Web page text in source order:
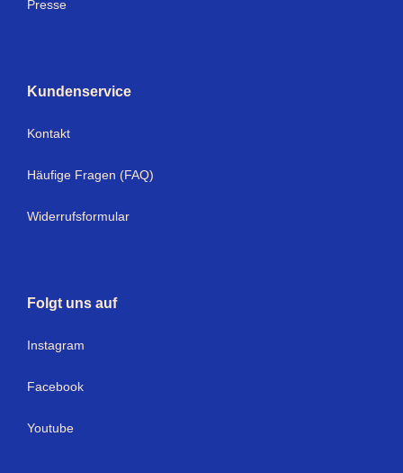
Presse
Kundenservice
Kontakt
Häufige Fragen (FAQ)
Widerrufsformular
Folgt uns auf
Instagram
Facebook
Youtube